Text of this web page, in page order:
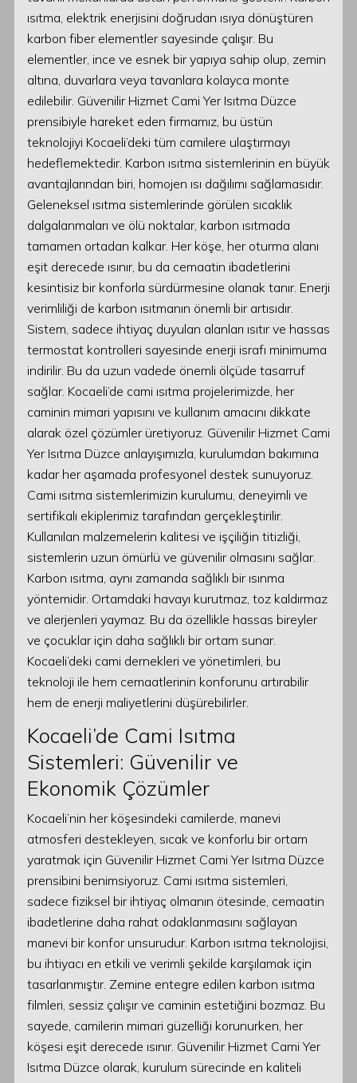
ısıtma, elektrik enerjisini doğrudan ısıya dönüştüren
karbon fiber elementler sayesinde çalışır. Bu
elementler, ince ve esnek bir yapıya sahip olup, zemin
altına, duvarlara veya tavanlara kolayca monte
edilebilir. Güvenilir Hizmet Cami Yer Isıtma Düzce
prensibiyle hareket eden firmamız, bu üstün
teknolojiyi Kocaeli’deki tüm camilere ulaştırmayı
hedeflemektedir. Karbon ısıtma sistemlerinin en büyük
avantajlarından biri, homojen ısı dağılımı sağlamasıdır.
Geleneksel ısıtma sistemlerinde görülen sıcaklık
dalgalanmaları ve ölü noktalar, karbon ısıtmada
tamamen ortadan kalkar. Her köşe, her oturma alanı
eşit derecede ısınır, bu da cemaatin ibadetlerini
kesintisiz bir konforla sürdürmesine olanak tanır. Enerji
verimliliği de karbon ısıtmanın önemli bir artısıdır.
Sistem, sadece ihtiyaç duyulan alanları ısıtır ve hassas
termostat kontrolleri sayesinde enerji israfı minimuma
indirilir. Bu da uzun vadede önemli ölçüde tasarruf
sağlar. Kocaeli’de cami ısıtma projelerimizde, her
caminin mimari yapısını ve kullanım amacını dikkate
alarak özel çözümler üretiyoruz. Güvenilir Hizmet Cami
Yer Isıtma Düzce anlayışımızla, kurulumdan bakımına
kadar her aşamada profesyonel destek sunuyoruz.
Cami ısıtma sistemlerimizin kurulumu, deneyimli ve
sertifikalı ekiplerimiz tarafından gerçekleştirilir.
Kullanılan malzemelerin kalitesi ve işçiliğin titizliği,
sistemlerin uzun ömürlü ve güvenilir olmasını sağlar.
Karbon ısıtma, aynı zamanda sağlıklı bir ısınma
yöntemidir. Ortamdaki havayı kurutmaz, toz kaldırmaz
ve alerjenleri yaymaz. Bu da özellikle hassas bireyler
ve çocuklar için daha sağlıklı bir ortam sunar.
Kocaeli’deki cami dernekleri ve yönetimleri, bu
teknoloji ile hem cemaatlerinin konforunu artırabilir
hem de enerji maliyetlerini düşürebilirler.
Kocaeli’de Cami Isıtma
Sistemleri: Güvenilir ve
Ekonomik Çözümler
Kocaeli’nin her köşesindeki camilerde, manevi
atmosferi destekleyen, sıcak ve konforlu bir ortam
yaratmak için Güvenilir Hizmet Cami Yer Isıtma Düzce
prensibini benimsiyoruz. Cami ısıtma sistemleri,
sadece fiziksel bir ihtiyaç olmanın ötesinde, cemaatin
ibadetlerine daha rahat odaklanmasını sağlayan
manevi bir konfor unsurudur. Karbon ısıtma teknolojisi,
bu ihtiyacı en etkili ve verimli şekilde karşılamak için
tasarlanmıştır. Zemine entegre edilen karbon ısıtma
filmleri, sessiz çalışır ve caminin estetiğini bozmaz. Bu
sayede, camilerin mimari güzelliği korunurken, her
köşesi eşit derecede ısınır. Güvenilir Hizmet Cami Yer
Isıtma Düzce olarak, kurulum sürecinde en kaliteli